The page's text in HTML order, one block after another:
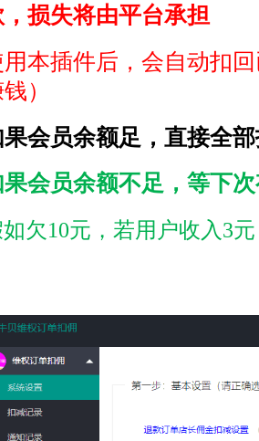
损失将由平台承担
本插件后，会自动扣
）
会员余额足，直接全
会员余额不足，等下
欠10元，若用户收入3